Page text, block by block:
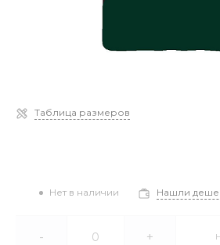
Таблица размеров
Нет в наличии Нашли
- +